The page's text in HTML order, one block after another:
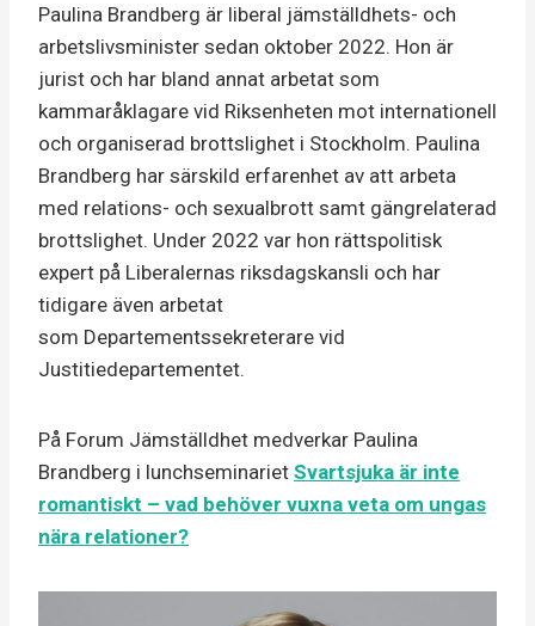
Paulina Brandberg är liberal jämställdhets- och
arbetslivsminister sedan oktober 2022. Hon är
jurist och har bland annat arbetat som
kammaråklagare vid Riksenheten mot internationell
och organiserad brottslighet i Stockholm. Paulina
Brandberg har särskild erfarenhet av att arbeta
med relations- och sexualbrott samt gängrelaterad
brottslighet. Under 2022 var hon rättspolitisk
expert på Liberalernas riksdagskansli och har
tidigare även arbetat
som Departementssekreterare vid
Justitiedepartementet.
På Forum Jämställdhet medverkar Paulina
Brandberg i lunchseminariet Svartsjuka är inte
romantiskt – vad behöver vuxna veta om ungas
nära relationer?